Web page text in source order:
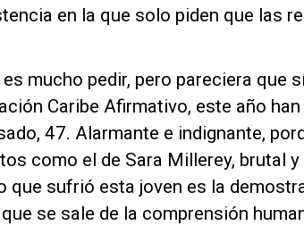
en la que solo piden que las
mucho pedir, pero pareciera que
Caribe Afirmativo, este año
47. Alarmante e indignante,
como el de Sara Millerey, brutal
que sufrió esta joven es la
se sale de la comprensión